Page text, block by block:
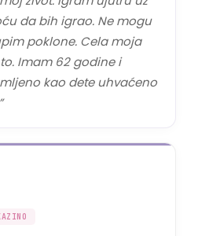
da bih igrao. Ne mogu
poklone. Cela moja
Imam 62 godine i
kao dete uhvaćeno
”